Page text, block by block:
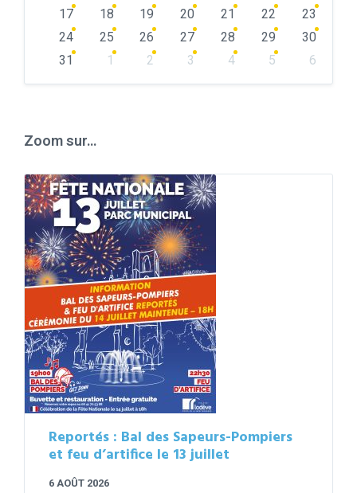
17
18 19 20 21 22
23
24
25 26 27 28 29
30
31
1 2 3 4 5
6
Zoom sur…
Reportés : Bal des Sapeurs-Pompiers
et feu d’artifice le 13 juillet
6 AOÛT 2026